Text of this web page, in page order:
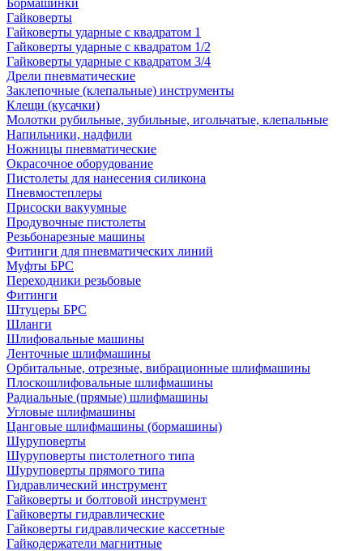
Бормашинки
Гайковерты
Гайковерты ударные с квадратом 1
Гайковерты ударные с квадратом 1/2
Гайковерты ударные с квадратом 3/4
Дрели пневматические
Заклепочные (клепальные) инструменты
Клещи (кусачки)
Молотки рубильные, зубильные, игольчатые, клепальные
Напильники, надфили
Ножницы пневматические
Окрасочное оборудование
Пистолеты для нанесения силикона
Пневмостеплеры
Присоски вакуумные
Продувочные пистолеты
Резьбонарезные машины
Фитинги для пневматических линий
Муфты БРС
Переходники резьбовые
Фитинги
Штуцеры БРС
Шланги
Шлифовальные машины
Ленточные шлифмашины
Орбитальные, отрезные, вибрационные шлифмашины
Плоскошлифовальные шлифмашины
Радиальные (прямые) шлифмашины
Угловые шлифмашины
Цанговые шлифмашины (бормашины)
Шуруповерты
Шуруповерты пистолетного типа
Шуруповерты прямого типа
Гидравлический инструмент
Гайковерты и болтовой инструмент
Гайковерты гидравлические
Гайковерты гидравлические кассетные
Гайкодержатели магнитные